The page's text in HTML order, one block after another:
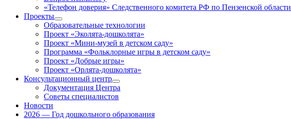
«Телефон доверия» Следственного комитета РФ по Пензенской области
Проекты
Показать
подменю
Образовательные технологии
Проект «Эколята-дошколята»
Проект «Мини-музей в детском саду»
Программа «Фольклорные игры в детском саду»
Проект «Добрые игры»
Проект «Орлята-дошколята»
Консультационный центр
Показать
подменю
Документация Центра
Советы специалистов
Новости
2026 — Год дошкольного образования